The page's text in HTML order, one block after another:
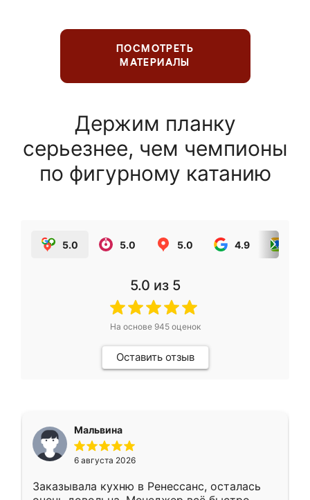
ПОСМОТРЕТЬ
МАТЕРИАЛЫ
Держим планку
серьезнее, чем чемпионы
по фигурному катанию
5.0 5.0 5.0 4.9
5.0 из 5
На основе 945оценок
Оставить отзыв
Мальвина
6 августа 2026
Заказывала кухню в Ренессанс, осталась